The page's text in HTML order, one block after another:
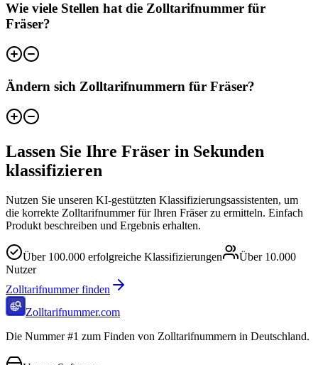
Wie viele Stellen hat die Zolltarifnummer für
Fräser?
Ändern sich Zolltarifnummern für Fräser?
Lassen Sie Ihre Fräser in Sekunden
klassifizieren
Nutzen Sie unseren KI-gestützten Klassifizierungsassistenten, um
die korrekte Zolltarifnummer für Ihren Fräser zu ermitteln. Einfach
Produkt beschreiben und Ergebnis erhalten.
Über 100.000 erfolgreiche Klassifizierungen Über 10.000
Nutzer
Zolltarifnummer finden
Zolltarifnummer.com
Die Nummer #1 zum Finden von Zolltarifnummern in Deutschland.